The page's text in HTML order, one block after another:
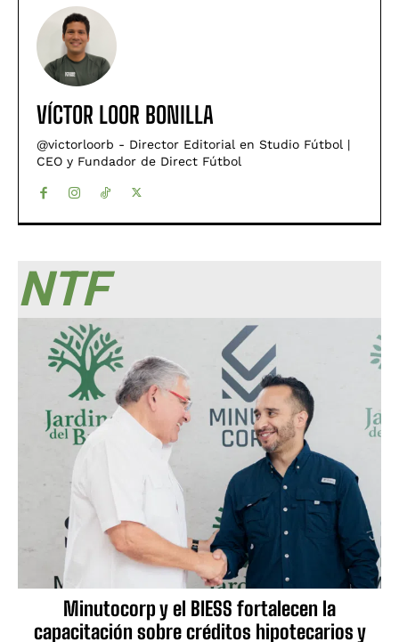
VÍCTOR LOOR BONILLA
@victorloorb - Director Editorial en Studio Fútbol |
CEO y Fundador de Direct Fútbol
NTF
Minutocorp y el BIESS fortalecen la
capacitación sobre créditos hipotecarios y